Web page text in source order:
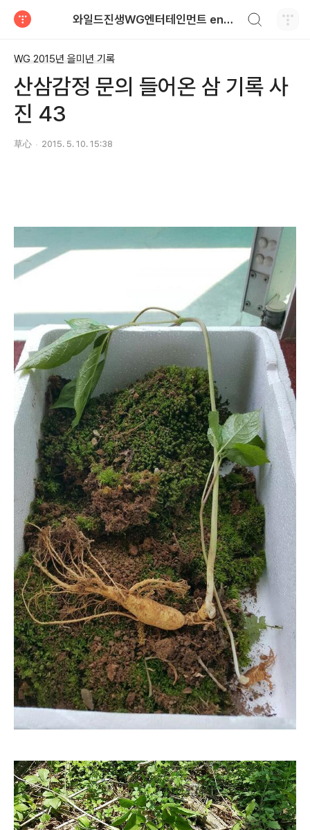
와일드진생WG엔터테인먼트 entertainment
WG 2015년 을미년 기록
산삼감정 문의 들어온 삼 기록 사
진 43
草心 2015. 5. 10. 15:38